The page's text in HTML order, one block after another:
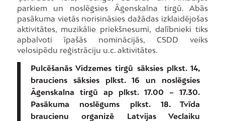
parkiem un noslēgsies Āgenskalna tirgū. Abās
pasākuma vietās norisināsies dažādas izklaidējošas
aktivitātes, muzikālie priekšnesumi, dalībnieki tiks
apbalvoti īpašās nominācijās, CSDD veiks
velosipēdu reģistrāciju u.c. aktivitātes.
Pulcēšanās Vidzemes tirgū sāksies plkst. 14,
brauciens sāksies plkst. 16 un noslēgsies
Āgenskalna tirgū ap plkst. 17.00 – 17.30.
Pasākuma noslēgums plkst. 18. Tvīda
braucienu organizē Latvijas Veclaiku